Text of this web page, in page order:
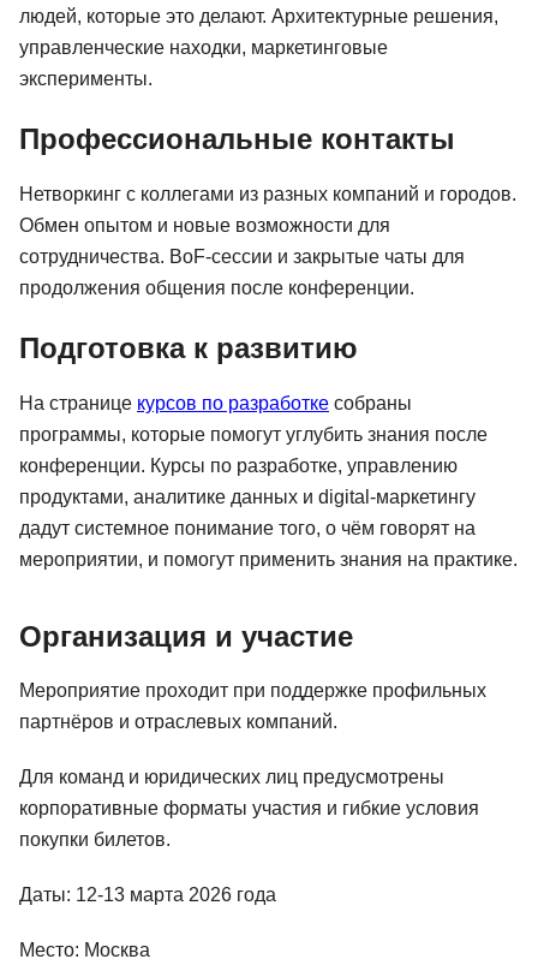
людей, которые это делают. Архитектурные решения,
управленческие находки, маркетинговые
эксперименты.
Профессиональные контакты
Нетворкинг с коллегами из разных компаний и городов.
Обмен опытом и новые возможности для
сотрудничества. BoF-сессии и закрытые чаты для
продолжения общения после конференции.
Подготовка к развитию
На странице курсов по разработке собраны
программы, которые помогут углубить знания после
конференции. Курсы по разработке, управлению
продуктами, аналитике данных и digital-маркетингу
дадут системное понимание того, о чём говорят на
мероприятии, и помогут применить знания на практике.
Организация и участие
Мероприятие проходит при поддержке профильных
партнёров и отраслевых компаний.
Для команд и юридических лиц предусмотрены
корпоративные форматы участия и гибкие условия
покупки билетов.
Даты: 12-13 марта 2026 года
Место: Москва